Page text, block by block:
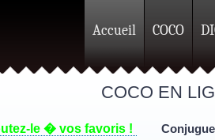
Accueil COCO
COCO EN
le � vos favoris !